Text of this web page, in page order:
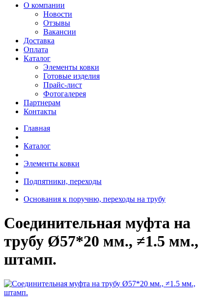
О компании
Новости
Отзывы
Вакансии
Доставка
Оплата
Каталог
Элементы ковки
Готовые изделия
Прайс-лист
Фотогалерея
Партнерам
Контакты
Главная
Каталог
Элементы ковки
Подпятники, переходы
Основания к поручню, переходы на трубу
Соединительная муфта на
трубу Ø57*20 мм., ≠1.5 мм.,
штамп.